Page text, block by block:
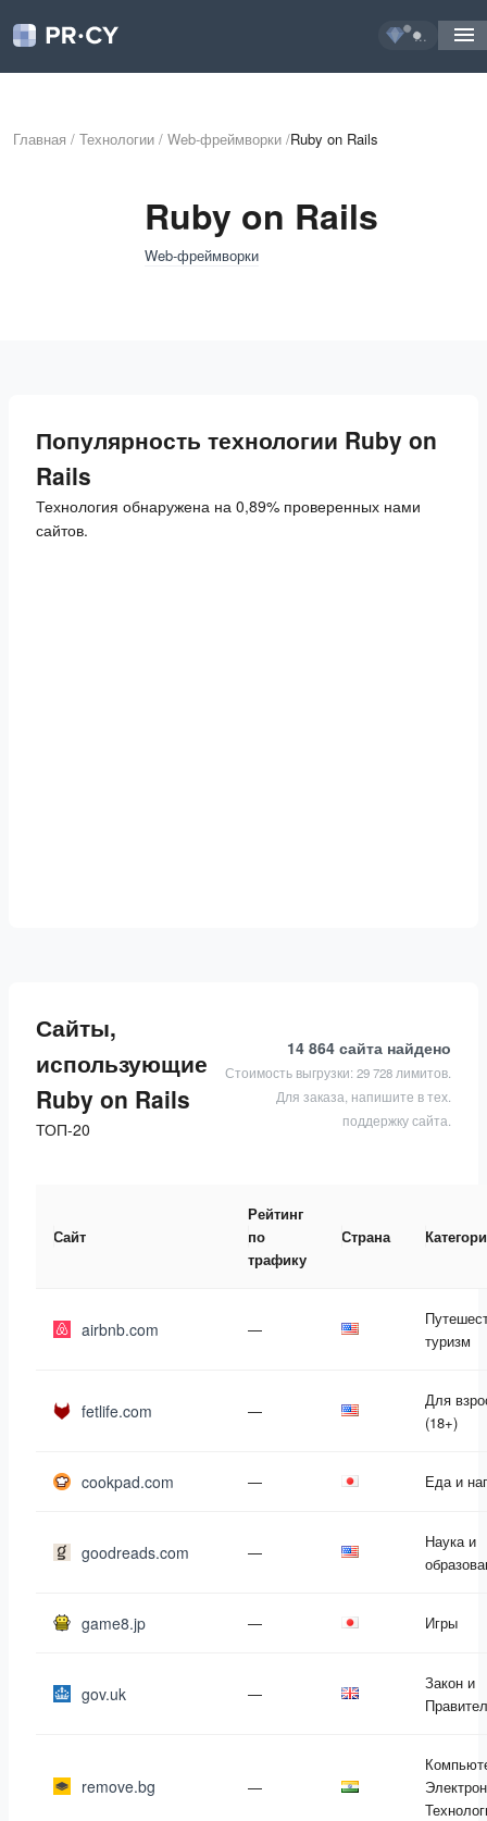
...
Главная / Технологии / Web-фреймворки /Ruby on Rails
Ruby on Rails
Web-фреймворки
Популярность технологии Ruby on
Rails
Технология обнаружена на 0,89% проверенных нами
сайтов.
Сайты,
использующие
Ruby on Rails
ТОП-20
14 864 сайта найдено
Стоимость выгрузки: 29 728 лимитов.
Для заказа, напишите в тех.
поддержку сайта.
Сайт
Рейтинг
по
трафику
Страна
airbnb.com —
туризм
fetlife.com —
Для
(18+)
cookpad.com — Еда и
goodreads.com —
Наука и
game8.jp — Игры
gov.uk —
Закон и
remove.bg —